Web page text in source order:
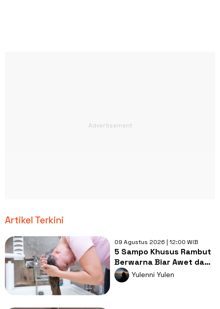
Artikel Terkini
09 Agustus 2026 | 12:00 WIB
5 Sampo Khusus Rambut
Berwarna Biar Awet dan
Tahan Lama
Yulenni Yulen